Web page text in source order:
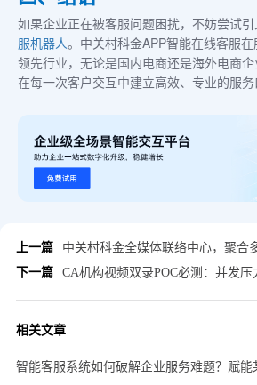
如果企业正在被客服问题困扰，不妨尝试
服机器人。中关村科金APP智能在线客服
领先行业，无论是国内电商还是海外电商
在每一次客户交互中建立高效、专业的服务
上一篇
中关村科金全媒体联络中心，聚合多渠
下一篇
CA机构视频双录POC必测：并发压力、抗弱网、深伪拦截，得
相关文章